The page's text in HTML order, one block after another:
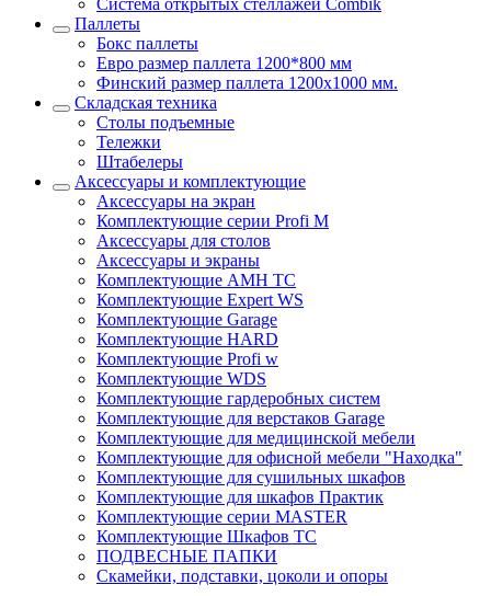
Паллеты
Бокс паллеты
Евро размер паллета 1200*800 мм
Финский размер паллета 1200х1000 мм.
Складская техника
Столы подъемные
Тележки
Штабелеры
Аксессуары и комплектующие
Аксессуары на экран
Комплектующие серии Profi M
Аксессуары для столов
Аксессуары и экраны
Комплектующие AMH TC
Комплектующие Expert WS
Комплектующие Garage
Комплектующие HARD
Комплектующие Profi w
Комплектующие WDS
Комплектующие гардеробных систем
Комплектующие для верстаков Garage
Комплектующие для медицинской мебели
Комплектующие для офисной мебели "Находка"
Комплектующие для сушильных шкафов
Комплектующие для шкафов Практик
Комплектующие серии MASTER
Комплектующие Шкафов ТС
ПОДВЕСНЫЕ ПАПКИ
Скамейки, подставки, цоколи и опоры